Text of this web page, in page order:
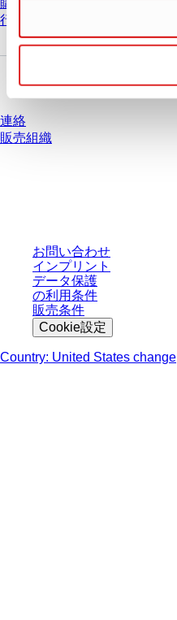
購買と物流
行動原則
連絡
販売組織
お問い合わせ
インプリント
データ保護
の利用条件
販売条件
Cookie設定
Country: United States change